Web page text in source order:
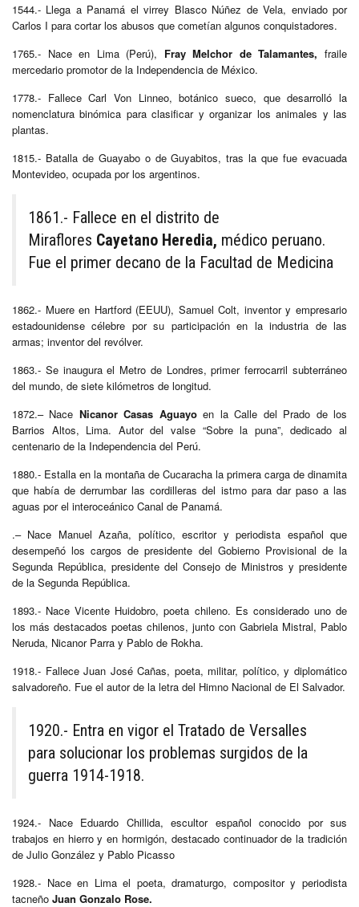
1544.- Llega a Panamá el virrey Blasco Núñez de Vela, enviado por
Carlos I para cortar los abusos que cometían algunos conquistadores.
1765.- Nace en Lima (Perú), Fray Melchor de Talamantes, fraile
mercedario promotor de la Independencia de México.
1778.- Fallece Carl Von Linneo, botánico sueco, que desarrolló la
nomenclatura binómica para clasificar y organizar los animales y las
plantas.
1815.- Batalla de Guayabo o de Guyabitos, tras la que fue evacuada
Montevideo, ocupada por los argentinos.
1861.- Fallece en el distrito de
Miraflores Cayetano Heredia, médico peruano.
Fue el primer decano de la Facultad de Medicina
1862.- Muere en Hartford (EEUU), Samuel Colt, inventor y empresario
estadounidense célebre por su participación en la industria de las
armas; inventor del revólver.
1863.- Se inaugura el Metro de Londres, primer ferrocarril subterráneo
del mundo, de siete kilómetros de longitud.
1872.– Nace Nicanor Casas Aguayoen la Calle del Prado de los
Barrios Altos, Lima. Autor del valse “Sobre la puna”, dedicado al
centenario de la Independencia del Perú.
1880.- Estalla en la montaña de Cucaracha la primera carga de dinamita
que había de derrumbar las cordilleras del istmo para dar paso a las
aguas por el interoceánico Canal de Panamá.
.– Nace Manuel Azaña, político, escritor y periodista español que
desempeñó los cargos de presidente del Gobierno Provisional de la
Segunda República, presidente del Consejo de Ministros y presidente
de la Segunda República.
1893.- Nace Vicente Huidobro, poeta chileno. Es considerado uno de
los más destacados poetas chilenos, junto con Gabriela Mistral, Pablo
Neruda, Nicanor Parra y Pablo de Rokha.
1918.- Fallece Juan José Cañas, poeta, militar, político, y diplomático
salvadoreño. Fue el autor de la letra del Himno Nacional de El Salvador.
1920.- Entra en vigor el Tratado de Versalles
para solucionar los problemas surgidos de la
guerra 1914-1918.
1924.- Nace Eduardo Chillida, escultor español conocido por sus
trabajos en hierro y en hormigón, destacado continuador de la tradición
de Julio González y Pablo Picasso
1928.- Nace en Lima el poeta, dramaturgo, compositor y periodista
tacneño Juan Gonzalo Rose.